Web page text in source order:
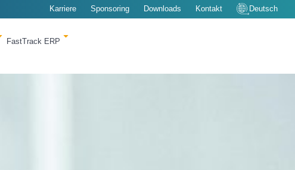
Karriere Sponsoring Downloads Kontakt Deutsch
FastTrack ERP